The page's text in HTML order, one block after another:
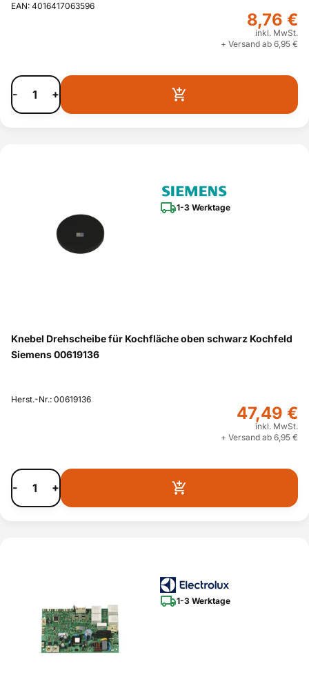
EAN: 4016417063596
8,76 €
inkl. MwSt.
+ Versand ab 6,95 €
- +
1-3 Werktage
Knebel Drehscheibe für Kochfläche oben schwarz Kochfeld
Siemens 00619136
Herst.-Nr.: 00619136
47,49 €
inkl. MwSt.
+ Versand ab 6,95 €
- +
1-3 Werktage